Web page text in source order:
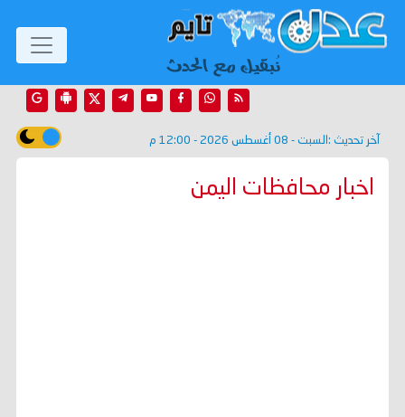
آخر تحديث : السبت - 08 أغسطس 2026 - 12:00 م
اخبار محافظات اليمن